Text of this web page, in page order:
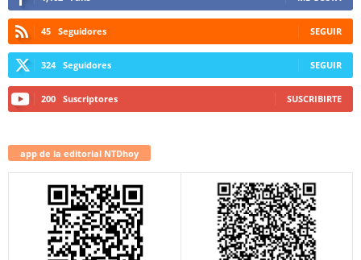
45 Seguidores SEGUIR
324 Seguidores SEGUIR
200 Suscriptores SUSCRIBIRTE
app de la editorial NTDhoy